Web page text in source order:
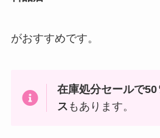
がおすすめです。
在庫処分セールで
ス もあります。